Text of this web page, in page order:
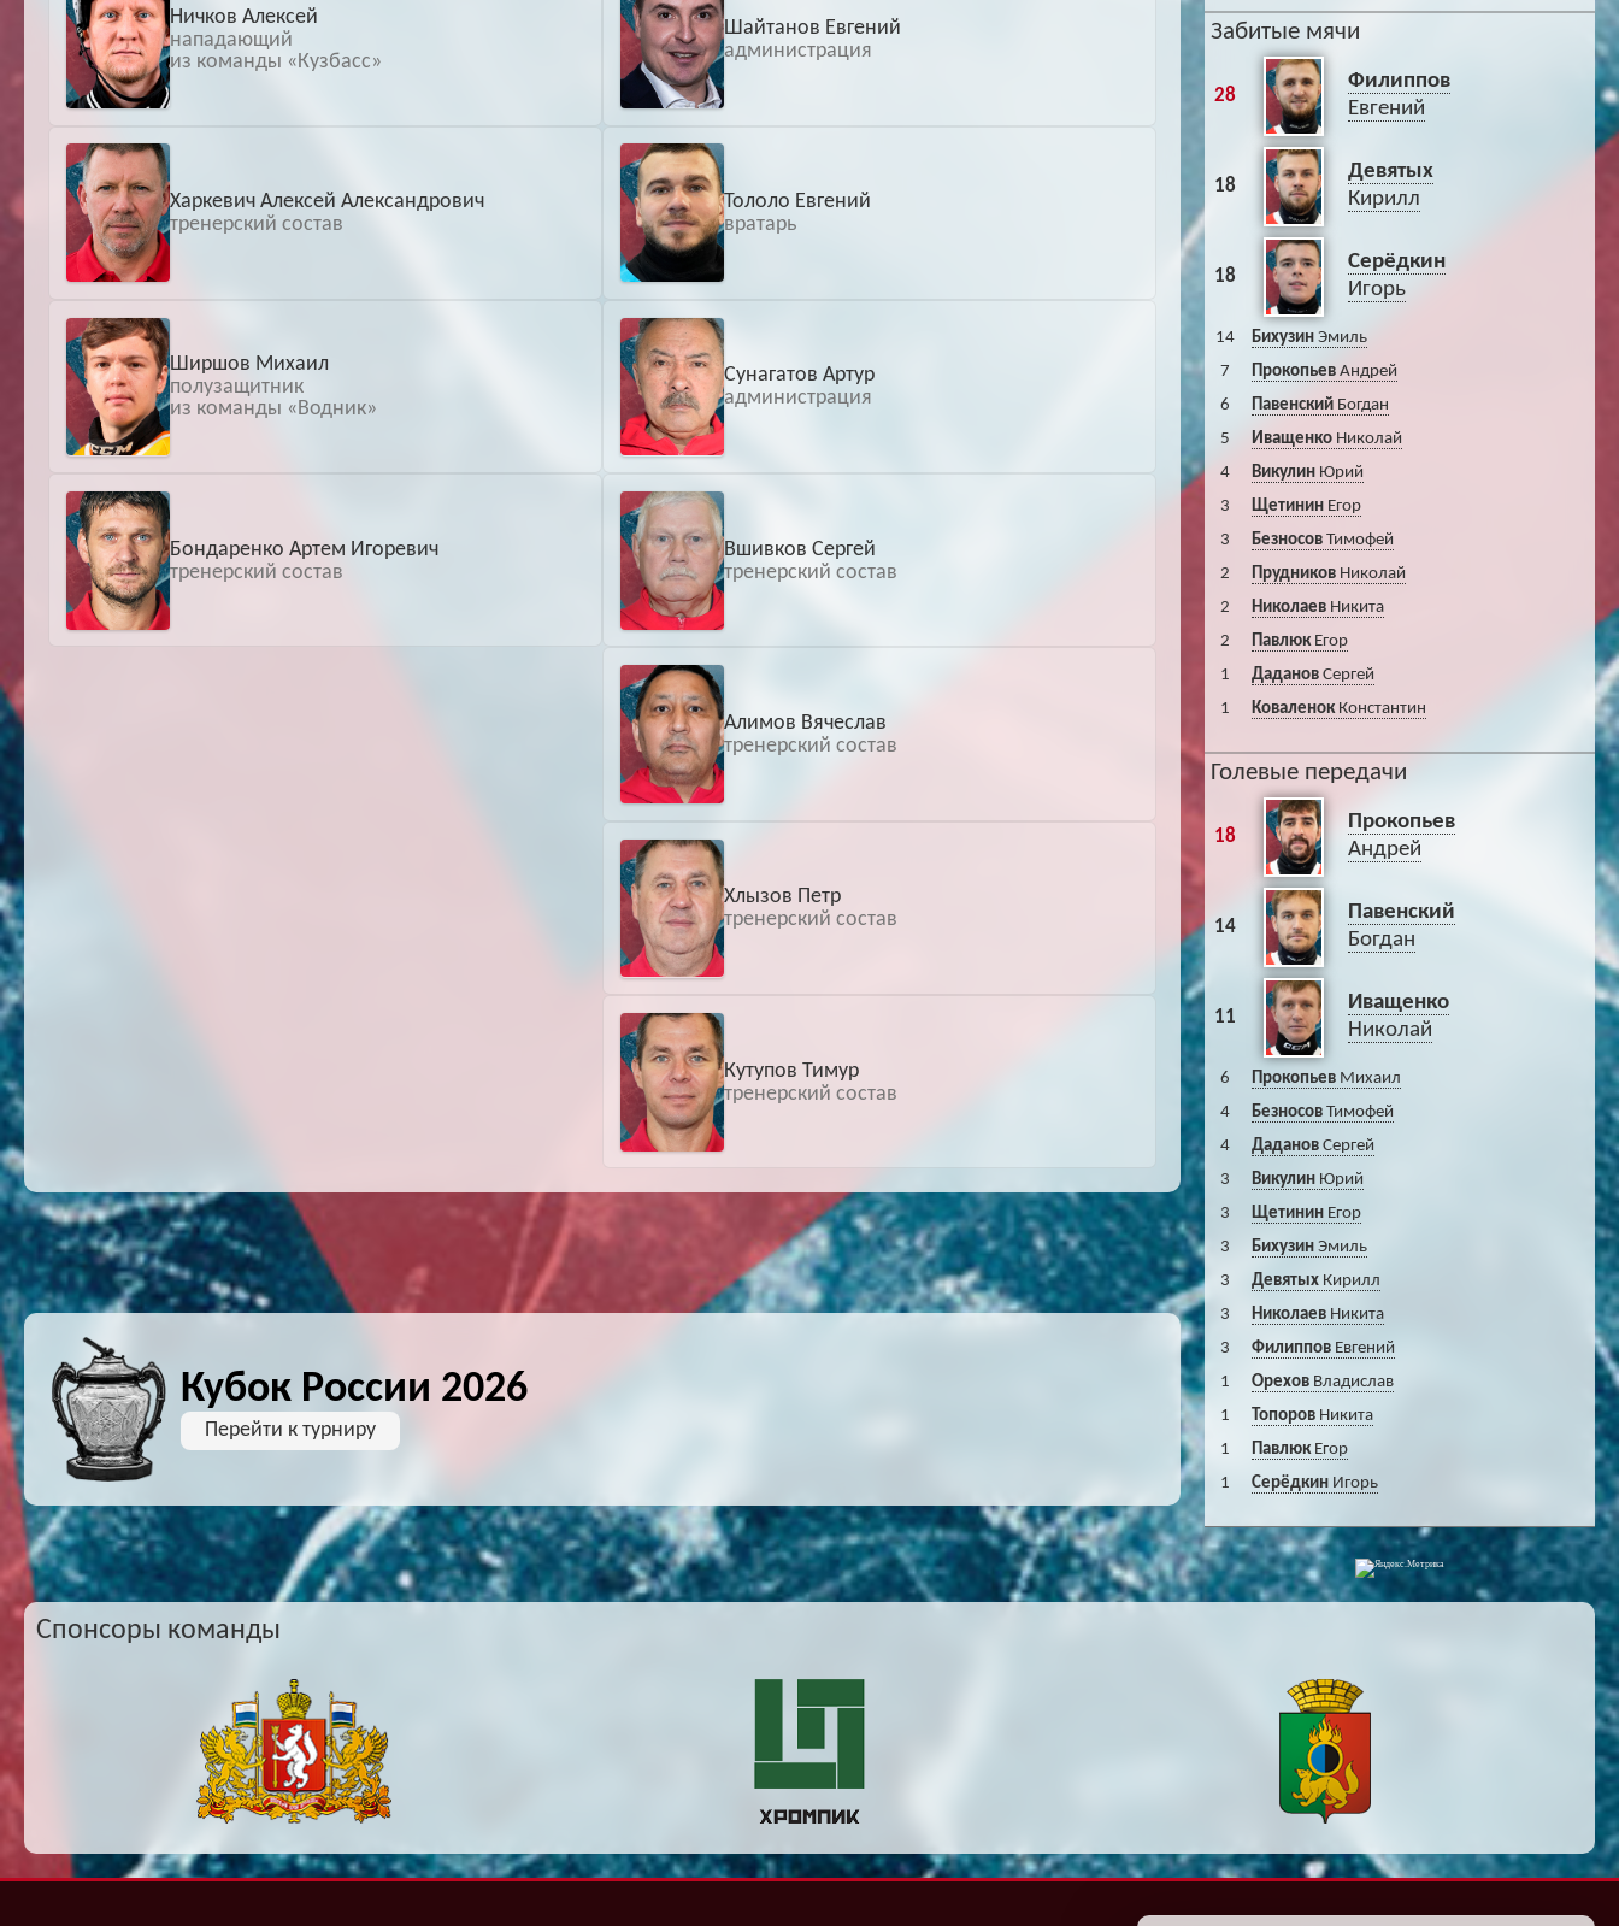
Ничков Алексей
нападающий
из команды «Кузбасс»
Харкевич Алексей Александрович
тренерский состав
Ширшов Михаил
полузащитник
из команды «Водник»
Бондаренко Артем Игоревич
тренерский состав
Шайтанов Евгений
администрация
Тололо Евгений
вратарь
Сунагатов Артур
администрация
Вшивков Сергей
тренерский состав
Алимов Вячеслав
тренерский состав
Хлызов Петр
тренерский состав
Кутупов Тимур
тренерский состав
Кубок России 2026
Перейти к турниру
Забитые мячи
28
Филиппов
Евгений
18
Девятых
Кирилл
18
Серёдкин
Игорь
14 БихузинЭмиль
7
ПрокопьевАндрей
6
ПавенскийБогдан
5
ИващенкоНиколай
4
ВикулинЮрий
3
ЩетининЕгор
3
БезносовТимофей
2
ПрудниковНиколай
2
НиколаевНикита
2
ПавлюкЕгор
1
ДадановСергей
1
КоваленокКонстантин
Голевые передачи
18
Прокопьев
Андрей
14
Павенский
Богдан
11
Иващенко
Николай
6 ПрокопьевМихаил
4
БезносовТимофей
4
ДадановСергей
3
ВикулинЮрий
3
ЩетининЕгор
3
БихузинЭмиль
3
ДевятыхКирилл
3
НиколаевНикита
3
ФилипповЕвгений
1
ОреховВладислав
1
ТопоровНикита
1
ПавлюкЕгор
1
СерёдкинИгорь
Спонсоры команды